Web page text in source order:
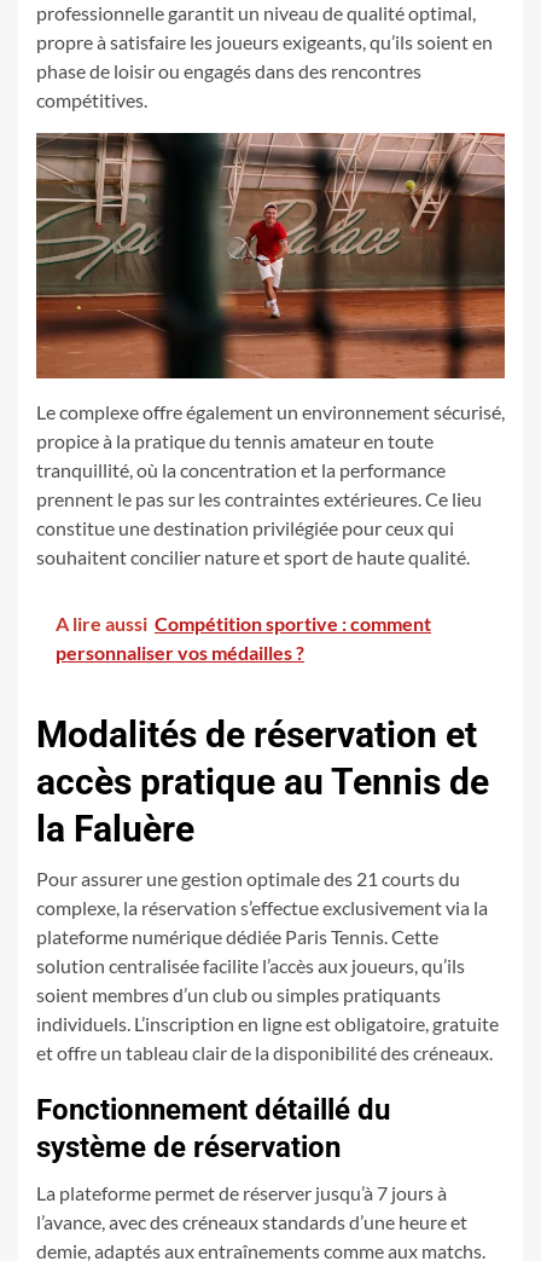
professionnelle garantit un niveau de qualité optimal,
propre à satisfaire les joueurs exigeants, qu’ils soient en
phase de loisir ou engagés dans des rencontres
compétitives.
Le complexe offre également un environnement sécurisé,
propice à la pratique du tennis amateur en toute
tranquillité, où la concentration et la performance
prennent le pas sur les contraintes extérieures. Ce lieu
constitue une destination privilégiée pour ceux qui
souhaitent concilier nature et sport de haute qualité.
A lire aussi Compétition sportive : comment
personnaliser vos médailles ?
Modalités de réservation et
accès pratique au Tennis de
la Faluère
Pour assurer une gestion optimale des 21 courts du
complexe, la réservation s’effectue exclusivement via la
plateforme numérique dédiée Paris Tennis. Cette
solution centralisée facilite l’accès aux joueurs, qu’ils
soient membres d’un club ou simples pratiquants
individuels. L’inscription en ligne est obligatoire, gratuite
et offre un tableau clair de la disponibilité des créneaux.
Fonctionnement détaillé du
système de réservation
La plateforme permet de réserver jusqu’à 7 jours à
l’avance, avec des créneaux standards d’une heure et
demie, adaptés aux entraînements comme aux matchs.